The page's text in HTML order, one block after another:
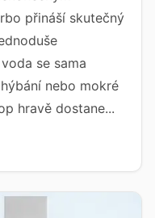
přináší skutečný
se sama
nebo mokré
hravě dostane...